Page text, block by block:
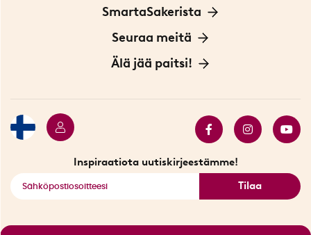
Tietoa evästeistä
Yksityisyydensuoja
Sopimusehdot
SmartaSakerista
Meistä
Myymälä Tukholmassa
Seuraa meitä
Innovaattoriblogi
Älä jää paitsi!
Inspiraatiota uutiskirjeestämme!
Tilaa